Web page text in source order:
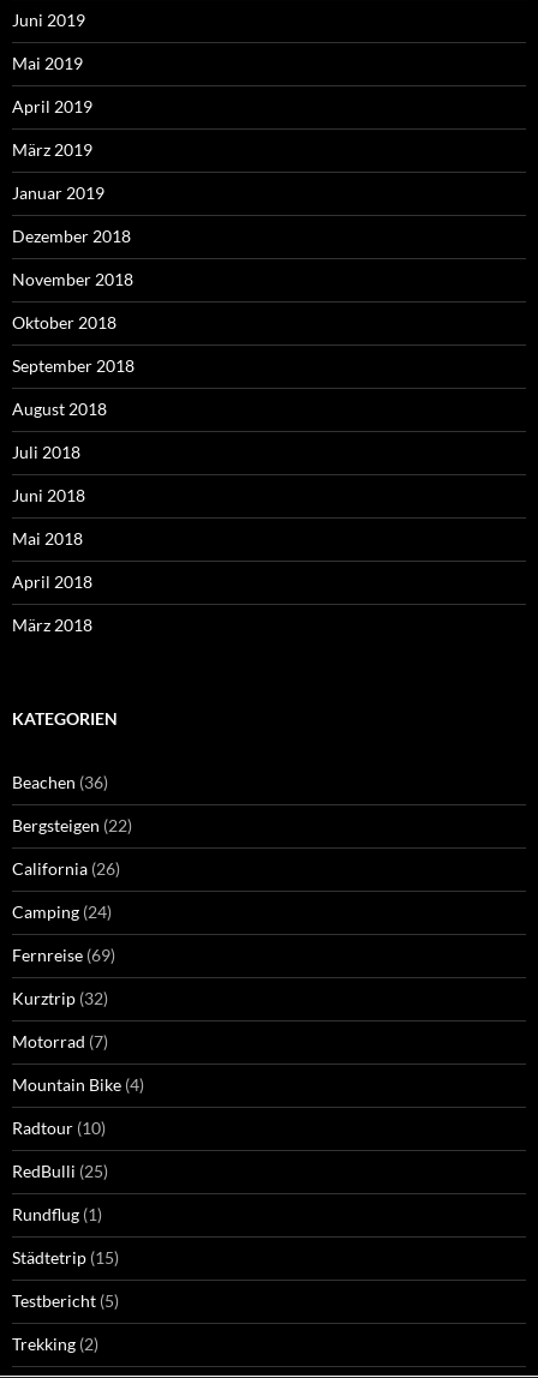
Juni 2019
Mai 2019
April 2019
März 2019
Januar 2019
Dezember 2018
November 2018
Oktober 2018
September 2018
August 2018
Juli 2018
Juni 2018
Mai 2018
April 2018
März 2018
KATEGORIEN
Beachen (36)
Bergsteigen (22)
California (26)
Camping (24)
Fernreise (69)
Kurztrip (32)
Motorrad (7)
Mountain Bike (4)
Radtour (10)
RedBulli (25)
Rundflug (1)
Städtetrip (15)
Testbericht (5)
Trekking (2)